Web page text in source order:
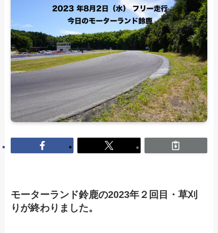
モーターランド鈴鹿の2023年２回目・草刈
りが終わりました。